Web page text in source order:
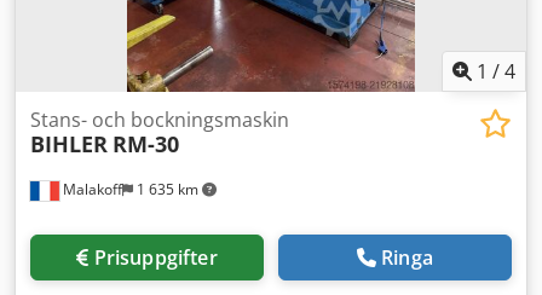
1 /4
Malakoff 1 635 km
Stans- och bockningsmaskin
BIHLER RM-30
Prisuppgifter Ringa